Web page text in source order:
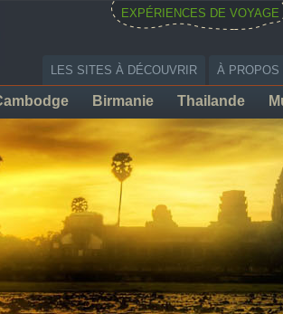
EXPÉRIENCES DE VOYAGE
LES SITES À DÉCOUVRIR À PROPOS
Birmanie Thailande